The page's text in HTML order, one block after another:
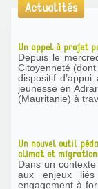
Actualités
Un appel à projet
Depuis le
Citoyenneté
dispositif
jeunesse en
(Mauritanie) à
Un nouvel outil
climat et
Dans un
aux enjeux
engagement à